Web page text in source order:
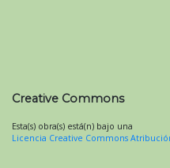
Creative Commons
Esta(s) obra(s) está(n) bajo una
Licencia Creative Commons